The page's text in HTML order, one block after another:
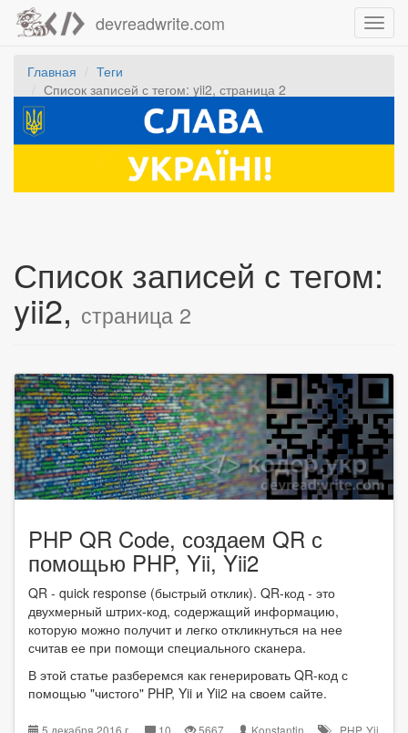
devreadwrite.com
Главная
Теги
Список записей с тегом: yii2, страница 2
Список записей с тегом:
yii2, страница 2
PHP QR Code, создаем QR с
помощью PHP, Yii, Yii2
QR - quick response (быстрый отклик). QR-код - это
двухмерный штрих-код, содержащий информацию,
которую можно получит и легко откликнуться на нее
считав ее при помощи специального сканера.
В этой статье разберемся как генерировать QR-код с
помощью "чистого" PHP, Yii и Yii2 на своем сайте.